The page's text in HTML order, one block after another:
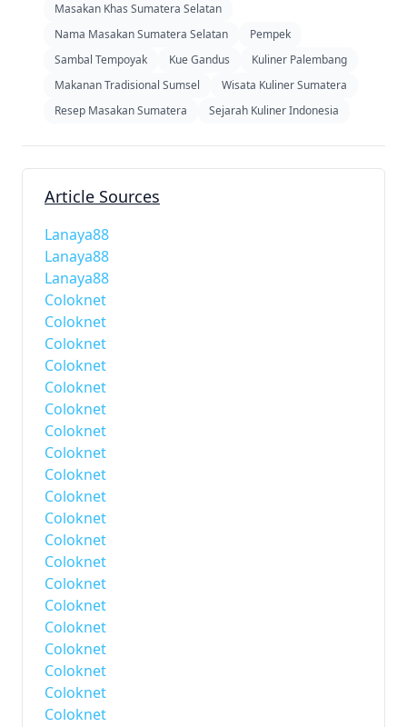
Masakan Khas Sumatera Selatan
Nama Masakan Sumatera Selatan
Pempek
Sambal Tempoyak
Kue Gandus
Kuliner Palembang
Makanan Tradisional Sumsel
Wisata Kuliner Sumatera
Resep Masakan Sumatera
Sejarah Kuliner Indonesia
Article Sources
Lanaya88
Lanaya88
Lanaya88
Coloknet
Coloknet
Coloknet
Coloknet
Coloknet
Coloknet
Coloknet
Coloknet
Coloknet
Coloknet
Coloknet
Coloknet
Coloknet
Coloknet
Coloknet
Coloknet
Coloknet
Coloknet
Coloknet
Coloknet